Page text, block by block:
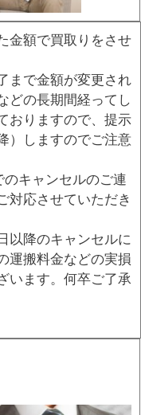
金額で買取りをさせ
まで金額が変更され
どの長期間経ってし
おりますので、提示
しますのでご注意
キャンセルのご連
対応させていただき
以降のキャンセルに
運搬料金などの実損
います。何卒ご了承